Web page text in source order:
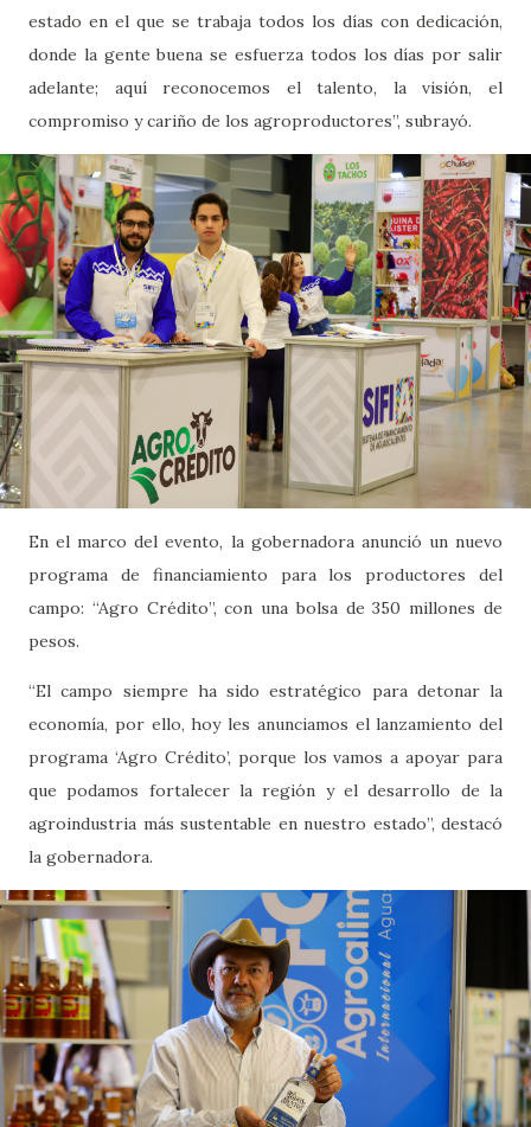
estado en el que se trabaja todos los días con dedicación,
donde la gente buena se esfuerza todos los días por salir
adelante; aquí reconocemos el talento, la visión, el
compromiso y cariño de los agroproductores”, subrayó.
En el marco del evento, la gobernadora anunció un nuevo
programa de financiamiento para los productores del
campo: “Agro Crédito”, con una bolsa de 350 millones de
pesos.
“El campo siempre ha sido estratégico para detonar la
economía, por ello, hoy les anunciamos el lanzamiento del
programa ‘Agro Crédito’, porque los vamos a apoyar para
que podamos fortalecer la región y el desarrollo de la
agroindustria más sustentable en nuestro estado”, destacó
la gobernadora.